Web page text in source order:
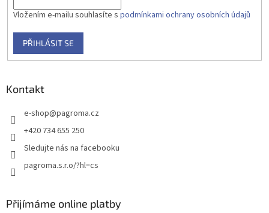
Vložením e-mailu souhlasíte s podmínkami ochrany osobních údajů
PŘIHLÁSIT SE
Kontakt
e-shop@pagroma.cz
+420 734 655 250
Sledujte nás na facebooku
pagroma.s.r.o/?hl=cs
Přijímáme online platby